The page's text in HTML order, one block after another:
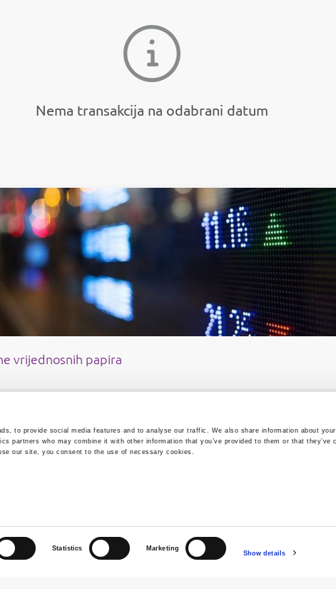
to provide social media features and to analyse our traffic. We also share information about
partners who may combine it with other information that you’ve provided to them or that they’ve
our site, you consent to the use of necessary cookies.
Statistics Marketing
Show details
Nema transakcija na odabrani datum
vrijednosnih papira
Zaštita osobnih podataka